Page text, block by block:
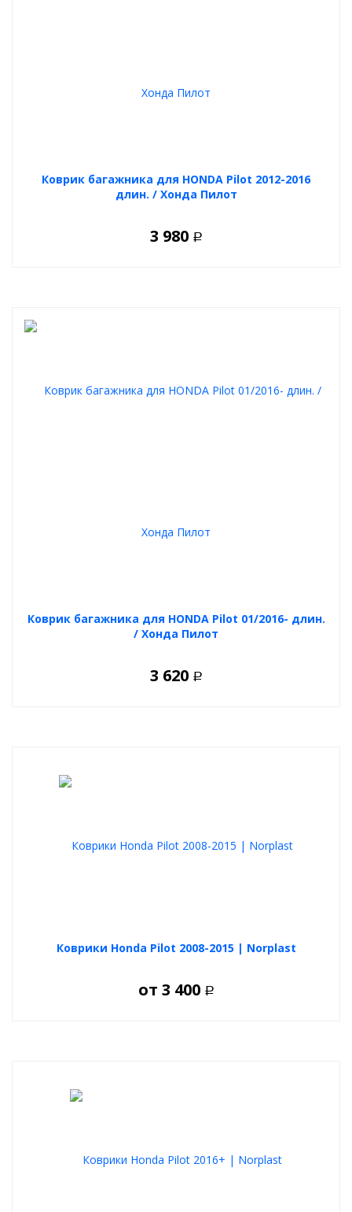
Коврик багажника для HONDA Pilot 2012-2016
длин. / Хонда Пилот
3 980 Р
Коврик багажника для HONDA Pilot 01/2016- длин.
/ Хонда Пилот
3 620 Р
Коврики Honda Pilot 2008-2015 | Norplast
от 3 400 Р